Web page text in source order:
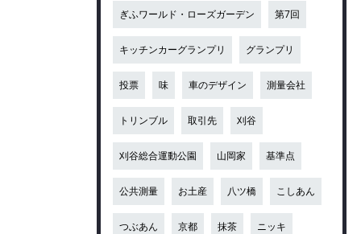
ぎふワールド・ローズガーデン 第7回
キッチンカーグランプリ グランプリ
投票 味 車のデザイン 測量会社
トリンブル 取引先 刈谷
刈谷総合運動公園 山岡家 基準点
公共測量 お土産 八ツ橋 こしあん
つぶあん 京都 抹茶 ニッキ